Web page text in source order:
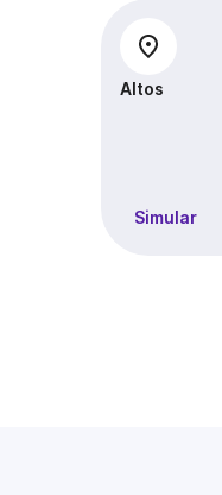
Altos
Simular